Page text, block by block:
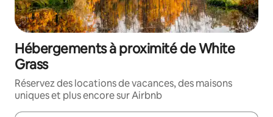
Hébergements à proximité de White
Grass
Réservez des locations de vacances, des maisons
uniques et plus encore sur Airbnb